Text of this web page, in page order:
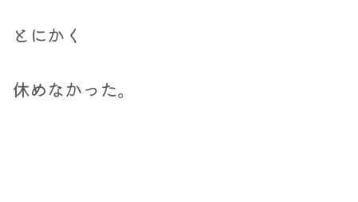
とにかく
休めなかった。